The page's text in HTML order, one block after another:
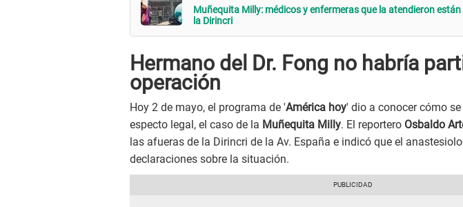
Muñequita Milly: médicos y enfermeras que la atendieron
la Dirincri
Hermano del Dr. Fong no habría
operación
Hoy 2 de mayo, el programa de 'América hoy' dio a conocer cómo se
especto legal, el caso de la Muñequita Milly. El reportero Osbaldo
las afueras de la Dirincri de la Av. España e indicó que el
declaraciones sobre la situación.